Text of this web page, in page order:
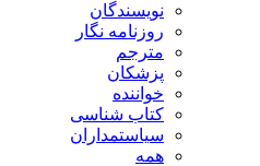
نویسندگان
روزنامه نگار
مترجم
پزشکان
خواننده
کتاب شناسی
سیاستمداران
همه